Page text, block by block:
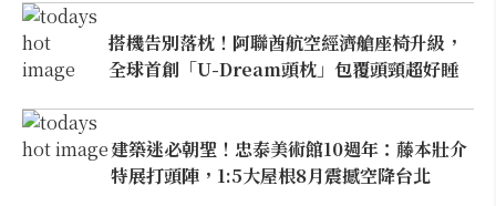
搭機告別落枕！阿聯酋航空經濟艙座椅升級，
全球首創「U-Dream頭枕」包覆頭頸超好睡
建築迷必朝聖！忠泰美術館10週年：藤本壯介
特展打頭陣，1:5大屋根8月震撼空降台北